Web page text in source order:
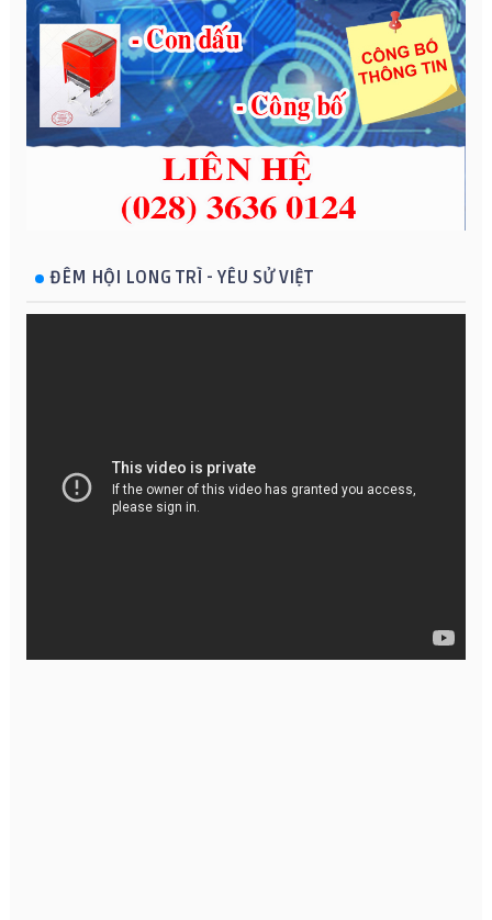
ĐÊM HỘI LONG TRÌ - YÊU SỬ VIỆT